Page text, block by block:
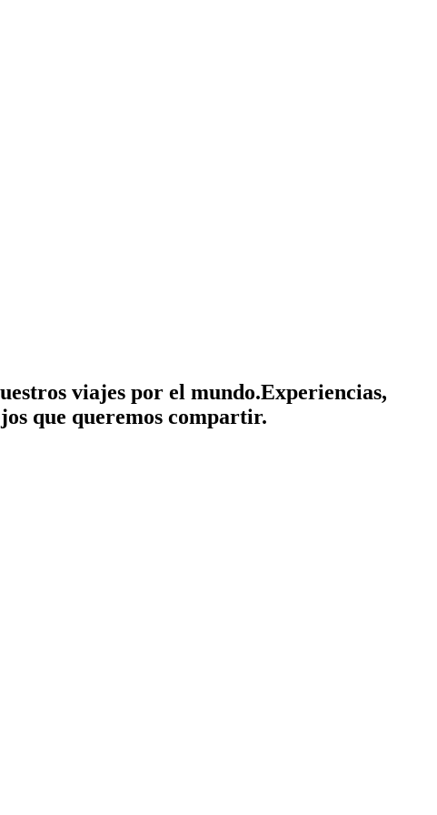
viajes por el mundo.Experiencias,
que queremos compartir.